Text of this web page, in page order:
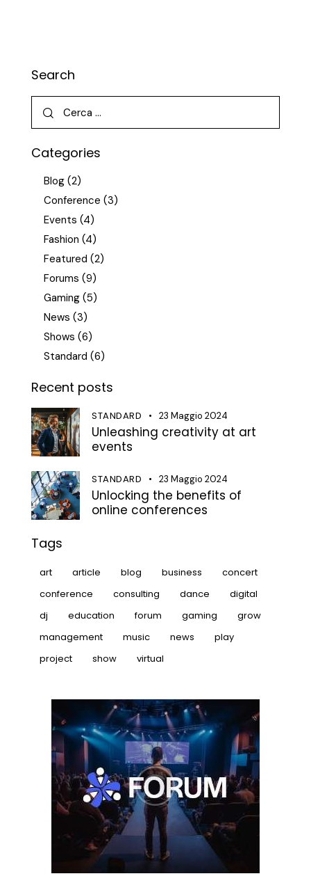
Search
Categories
Blog (2)
Conference (3)
Events (4)
Fashion (4)
Featured (2)
Forums (9)
Gaming (5)
News (3)
Shows (6)
Standard (6)
Recent posts
STANDARD 23 Maggio 2024
Unleashing creativity at art
events
STANDARD 23 Maggio 2024
Unlocking the benefits of
online conferences
Tags
art article blog business
concert
conference
consulting dance
digital
dj
education forum gaming
grow
management
music news
play
project
show virtual